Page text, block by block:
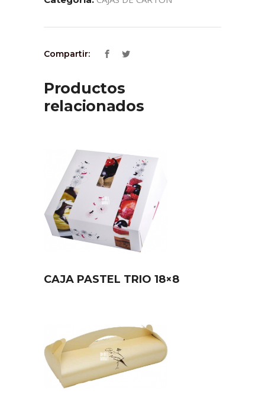
Compartir:
Productos
relacionados
CAJA PASTEL TRIO 18×8